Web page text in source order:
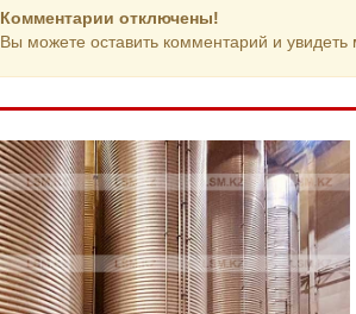
Комментарии отключены!
Вы можете оставить комментарий и